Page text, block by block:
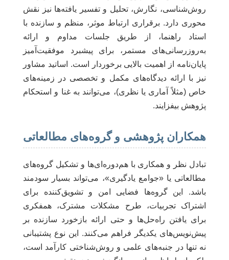
روش‌شناسی، نگارش، تحلیل و تفسیر یافته‌ها نیز نقش
محوری دارد. برقراری ارتباط موثر، منظم و سازنده با
استاد راهنما، از طریق جلسات مداوم و ارائه
به‌روزرسانی‌های مستمر، برای پیشبرد موفقیت‌آمیز
پایان‌نامه از اهمیت بالایی برخوردار است. اساتید مشاور
نیز با ارائه دیدگاه‌های مکمل و تخصصی در زمینه‌های
خاص (مثلاً آماری یا نظری)، می‌توانند به غنا و استحکام
پژوهش بیفزایند.
همکاران پژوهشی و گروه‌های مطالعاتی
تبادل نظر و همکاری با هم‌دوره‌ای‌ها و تشکیل گروه‌های
مطالعاتی یا «جوامع یادگیری»، می‌تواند بسیار سودمند
باشد. این گروه‌ها فضایی امن و تشویق‌کننده برای
اشتراک تجربیات، طرح مشکلات مشترک، همفکری
برای یافتن راه‌حل‌ها و حتی ارائه بازخورد سازنده بر
پیش‌نویس‌های یکدیگر فراهم می‌کنند. این نوع پشتیبانی
نه تنها در جنبه‌های علمی و روش‌شناختی کارآمد است،